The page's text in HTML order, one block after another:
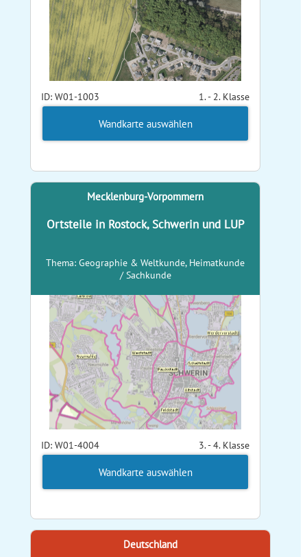
ID: W01-1003 1. - 2. Klasse
Wandkarte auswählen
Mecklenburg-Vorpommern
Ortsteile in Rostock, Schwerin und LUP
Thema: Geographie & Weltkunde, Heimatkunde
/ Sachkunde
ID: W01-4004 3. - 4. Klasse
Wandkarte auswählen
Deutschland